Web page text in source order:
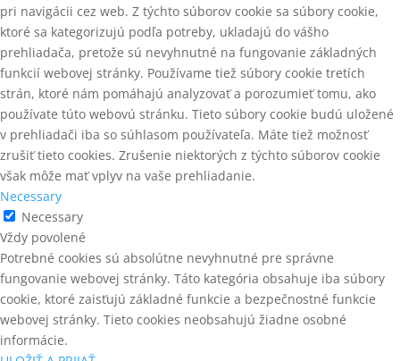
pri navigácii cez web. Z týchto súborov cookie sa súbory cookie,
ktoré sa kategorizujú podľa potreby, ukladajú do vášho
prehliadača, pretože sú nevyhnutné na fungovanie základných
funkcií webovej stránky. Používame tiež súbory cookie tretích
strán, ktoré nám pomáhajú analyzovať a porozumieť tomu, ako
používate túto webovú stránku. Tieto súbory cookie budú uložené
v prehliadači iba so súhlasom používateľa. Máte tiež možnosť
zrušiť tieto cookies. Zrušenie niektorých z týchto súborov cookie
však môže mať vplyv na vaše prehliadanie.
Necessary
Necessary
Vždy povolené
Potrebné cookies sú absolútne nevyhnutné pre správne
fungovanie webovej stránky. Táto kategória obsahuje iba súbory
cookie, ktoré zaisťujú základné funkcie a bezpečnostné funkcie
webovej stránky. Tieto cookies neobsahujú žiadne osobné
informácie.